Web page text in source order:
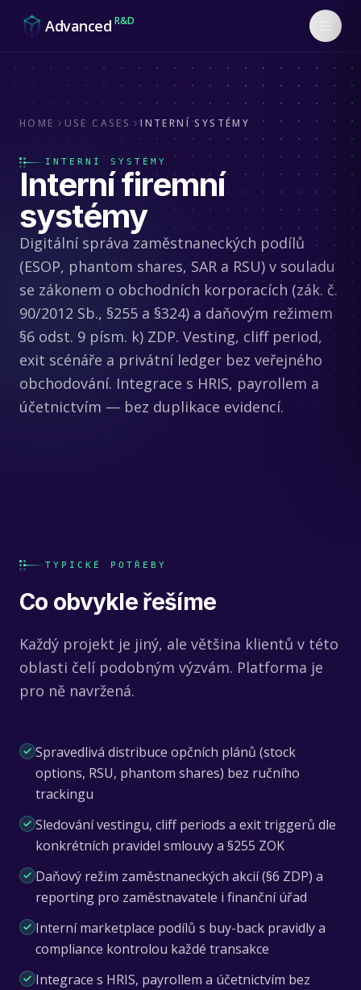
Advanced R&D
HOME USE CASES INTERNÍ SYSTÉMY
INTERNÍ SYSTÉMY
Interní firemní
systémy
Digitální správa zaměstnaneckých podílů
(ESOP, phantom shares, SAR a RSU) v souladu
se zákonem o obchodních korporacích (zák. č.
90/2012 Sb., §255 a §324) a daňovým režimem
§6 odst. 9 písm. k) ZDP. Vesting, cliff period,
exit scénáře a privátní ledger bez veřejného
obchodování. Integrace s HRIS, payrollem a
účetnictvím — bez duplikace evidencí.
TYPICKÉ POTŘEBY
Co obvykle řešíme
Každý projekt je jiný, ale většina klientů v této
oblasti čelí podobným výzvám. Platforma je
pro ně navržená.
Spravedlivá distribuce opčních plánů (stock
options, RSU, phantom shares) bez ručního
trackingu
Sledování vestingu, cliff periods a exit triggerů dle
konkrétních pravidel smlouvy a §255 ZOK
Daňový režim zaměstnaneckých akcií (§6 ZDP) a
reporting pro zaměstnavatele i finanční úřad
Interní marketplace podílů s buy-back pravidly a
compliance kontrolou každé transakce
Integrace s HRIS, payrollem a účetnictvím bez